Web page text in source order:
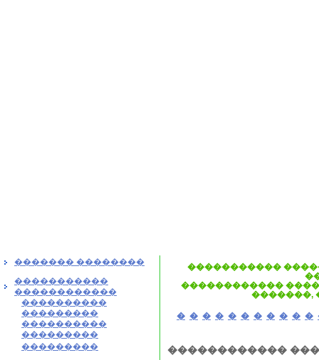
������� ��������
�����������
������������
����������
���������
����������
���������
���������
�����������
������������
�������,
� � � � � � � � � � �
������������